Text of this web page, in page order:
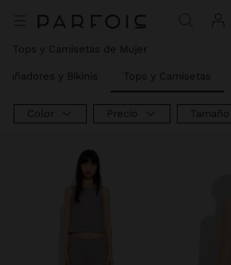
Tops y Camisetas de Mujer
Bañadores y Bikinis Tops y Camisetas
Color Precio Tamaño